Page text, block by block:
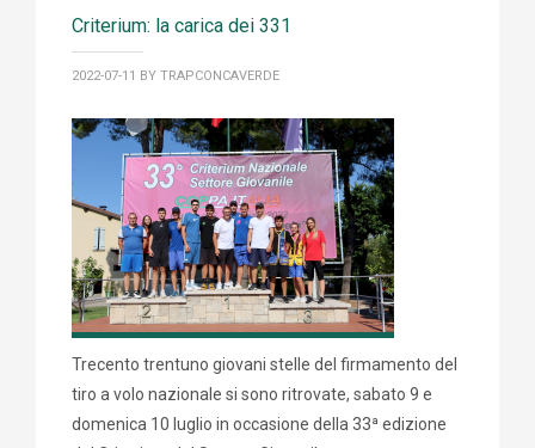
Criterium: la carica dei 331
2022-07-11 BY TRAPCONCAVERDE
Trecento trentuno giovani stelle del firmamento del
tiro a volo nazionale si sono ritrovate, sabato 9 e
domenica 10 luglio in occasione della 33ª edizione